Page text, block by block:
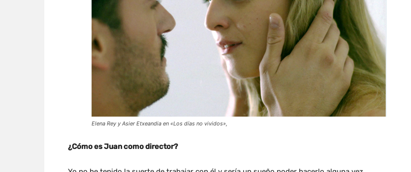
Elena Rey y Asier Etxeandia en «Los días no vividos»,
¿Cómo es Juan como director?